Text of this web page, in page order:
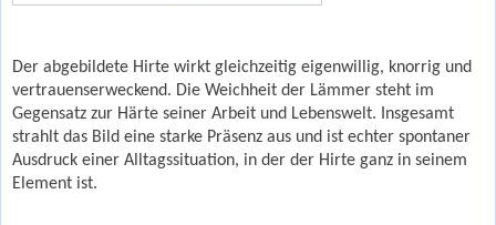
Der abgebildete Hirte wirkt gleichzeitig eigenwillig, knorrig und
vertrauenserweckend. Die Weichheit der Lämmer steht im
Gegensatz zur Härte seiner Arbeit und Lebenswelt. Insgesamt
strahlt das Bild eine starke Präsenz aus und ist echter spontaner
Ausdruck einer Alltagssituation, in der der Hirte ganz in seinem
Element ist.